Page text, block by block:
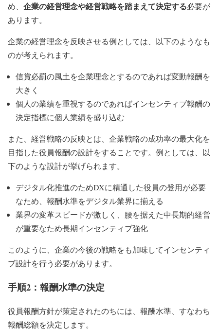
め、 企業の経営理念や経営戦略を踏まえて決定する必要が
あります。
企業の経営理念を反映させる例としては、以下のようなも
のが考えられます。
信賞必罰の風土を企業理念とするのであれば変動報酬を
大きく
個人の業績を重視するのであればインセンティブ報酬の
決定指標に個人業績を盛り込む
また、経営戦略の反映とは、企業戦略の成功率の最大化を
目指した役員報酬の設計をすることです。例としては、以
下のような設計が挙げられます。
デジタル化推進のためDXに精通した役員の登用が必要
なため、報酬水準をデジタル業界に揃える
業界の変革スピードが激しく、腰を据えた中長期的経営
が重要なため長期インセンティブ強化
このように、企業の今後の戦略をも加味してインセンティ
ブ設計を行う必要があります。
手順2：報酬水準の決定
役員報酬方針が策定されたのちには、報酬水準、すなわち
報酬総額を決定します。